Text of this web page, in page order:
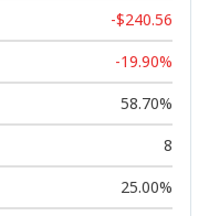
-$240.56
-19.90%
58.70%
8
25.00%